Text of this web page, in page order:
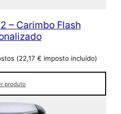
– Carimbo Flash
(22,17 € imposto incluído)
produto